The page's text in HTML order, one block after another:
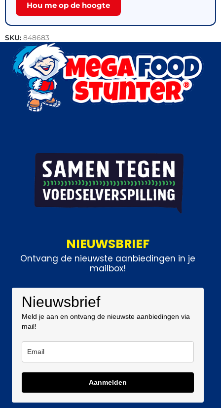
Hou me op de hoogte
SKU: 848683
Categorieën:Bakkerij
NIEUWSBRIEF
Ontvang de nieuwste aanbiedingen in je
mailbox!
Nieuwsbrief
Meld je aan en ontvang de nieuwste aanbiedingen via
mail!
Aanmelden